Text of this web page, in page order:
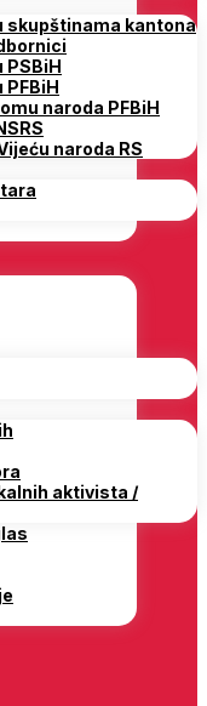
skupštinama kantona
naroda PFBiH
naroda RS
aktivista /